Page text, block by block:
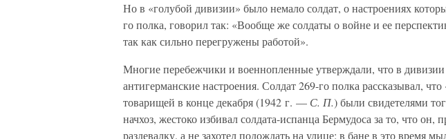
Но в «голубой дивизии» было немало солдат, о настроениях
го полка, говорил так: «Вообще же солдаты о войне и ее
так как сильно перегружены работой».
Многие перебежчики и военнопленные утверждали, что в
антигерманские настроения. Солдат 269-го полка рассказывал, что
товарищей в конце декабря (1942 г. — С. П.) были свидетелями
начхоз, жестоко избивал солдата-испанца Бермудоса за то, что он,
раздевалку, а не захотел подождать на улице: в бане в это время